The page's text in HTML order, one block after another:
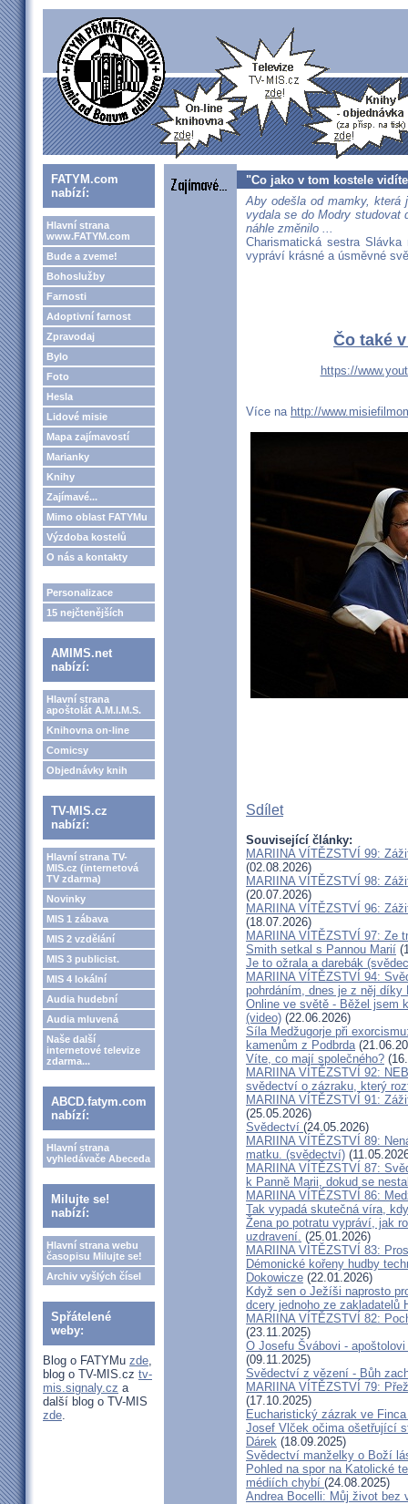
FATYM.com
nabízí:
Hlavní strana
www.FATYM.com
Bude a zveme!
Bohoslužby
Farnosti
Adoptivní farnost
Zpravodaj
Bylo
Foto
Hesla
Lidové misie
Mapa zajímavostí
Marianky
Knihy
Zajímavé...
Mimo oblast FATYMu
Výzdoba kostelů
O nás a kontakty
Personalizace
15 nejčtenějších
AMIMS.net
nabízí:
Hlavní strana
apoštolát A.M.I.M.S.
Knihovna on-line
Comicsy
Objednávky knih
TV-MIS.cz
nabízí:
Hlavní strana TV-
MIS.cz (internetová
TV zdarma)
Novinky
MIS 1 zábava
MIS 2 vzdělání
MIS 3 publicist.
MIS 4 lokální
Audia hudební
Audia mluvená
Naše další
internetové televize
zdarma...
ABCD.fatym.com
nabízí:
Hlavní strana
vyhledávače Abeceda
Milujte se!
nabízí:
Hlavní strana webu
časopisu Milujte se!
Archiv vyšlých čísel
Spřátelené
weby:
Blog o FATYMu zde,
blog o TV-MIS.cz tv-
mis.signaly.cz a
další blog o TV-MIS
zde.
"Co jako v tom kostele
Aby odešla od mamky, která
vydala se do Modry studovat
náhle změnilo ...
Charismatická sestra
vypráví krásné a úsměvné
Čo také
https://
Více na http://
Sdílet
Související články:
MARIINA VÍTĚZSTVÍ 99:
(02.08.2026)
MARIINA VÍTĚZSTVÍ 98:
(20.07.2026)
MARIINA VÍTĚZSTVÍ 96:
(18.07.2026)
MARIINA VÍTĚZSTVÍ 97: Ze
Smith setkal s Pannou Marií
Je to ožrala a darebák
MARIINA VÍTĚZSTVÍ 94:
pohrdáním, dnes je z něj
Online ve světě - Běžel jsem
(video) (22.06.2026)
Síla Medžugorje při
kamenům z Podbrda
Víte, co mají společného?
MARIINA VÍTĚZSTVÍ 92:
svědectví o zázraku, který
MARIINA VÍTĚZSTVÍ 91:
(25.05.2026)
Svědectví (24.05.2026)
MARIINA VÍTĚZSTVÍ 89:
matku. (svědectví)
MARIINA VÍTĚZSTVÍ 87:
k Panně Marii, dokud se
MARIINA VÍTĚZSTVÍ 86:
Tak vypadá skutečná víra,
Žena po potratu vypráví, jak
uzdravení. (25.01.2026)
MARIINA VÍTĚZSTVÍ 83:
Démonické kořeny hudby
Dokowicze (22.01.2026)
Když sen o Ježíši naprosto
dcery jednoho ze zakladatelů
MARIINA VÍTĚZSTVÍ 82:
(23.11.2025)
O Josefu Švábovi -
(09.11.2025)
Svědectví z vězení - Bůh
MARIINA VÍTĚZSTVÍ 79:
(17.10.2025)
Eucharistický zázrak ve
Josef Vlček očima ošetřující
Dárek (18.09.2025)
Svědectví manželky o Boží
Pohled na spor na Katolické
médiích chybí (24.08.2025)
Andrea Bocelli: Můj život